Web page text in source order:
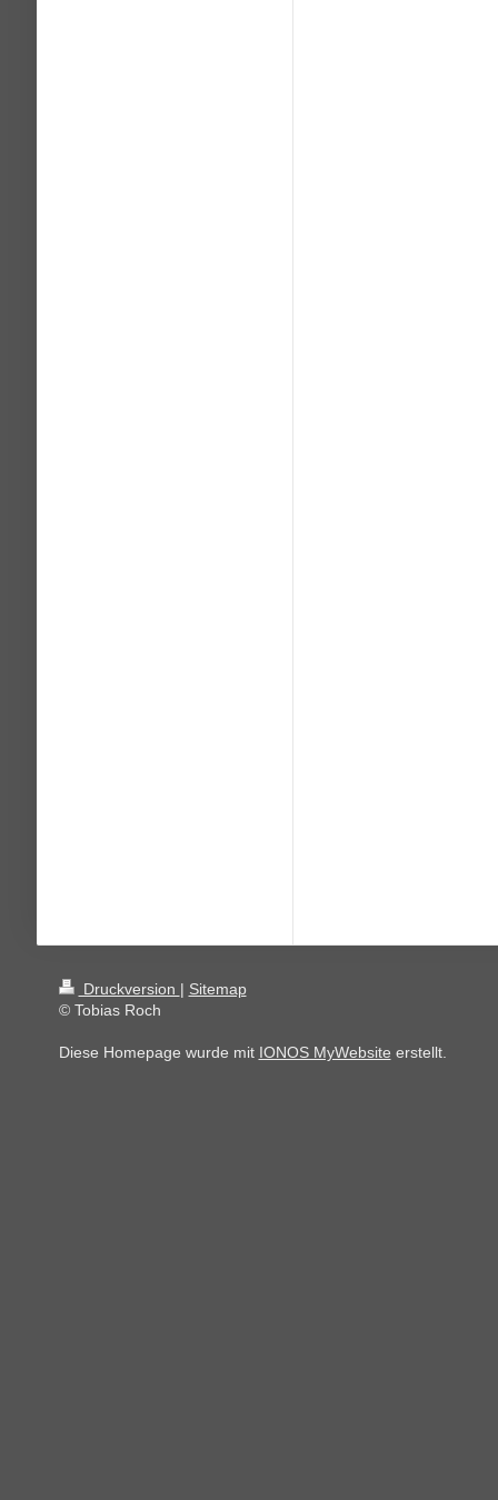
Druckversion | Sitemap
© Tobias Roch
Diese Homepage wurde mit IONOS MyWebsite erstellt.